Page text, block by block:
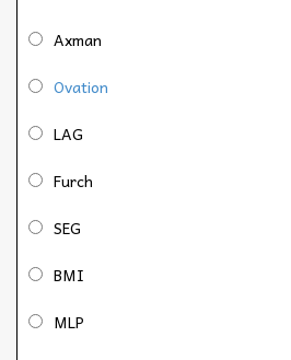
Axman
Ovation
LAG
Furch
SEG
BMI
MLP